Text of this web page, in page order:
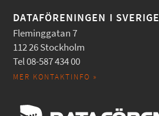
DATAFÖRENINGEN I SVERIGE
Fleminggatan 7
112 26 Stockholm
Tel 08-587 434 00
MER KONTAKTINFO »